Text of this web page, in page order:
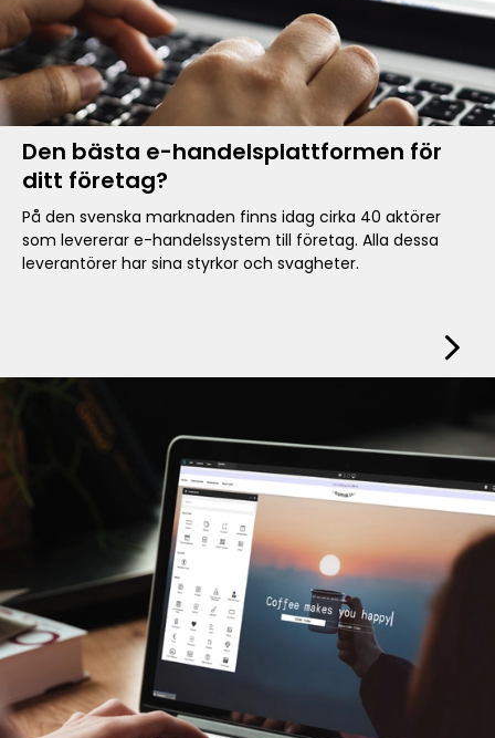
Den bästa e-handelsplattformen för
ditt företag?
På den svenska marknaden finns idag cirka 40 aktörer
som levererar e-handelssystem till företag. Alla dessa
leverantörer har sina styrkor och svagheter.